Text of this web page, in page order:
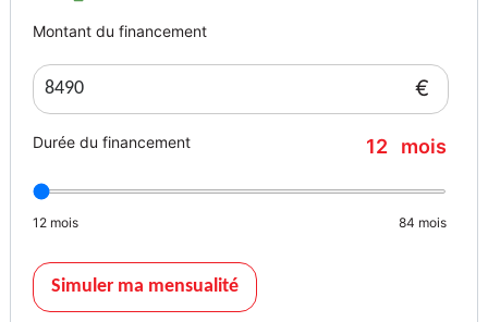
- Pack de 2 roues hiver
- ABS
- Airbags
- Antibrouillards avant
- Feux automatiques
- Fixations isofix
- kit anti-crevaison
- Verrouillage centralisé
Montant du financement
€
Durée du financement 12 mois
12 mois 84 mois
Simuler ma mensualité